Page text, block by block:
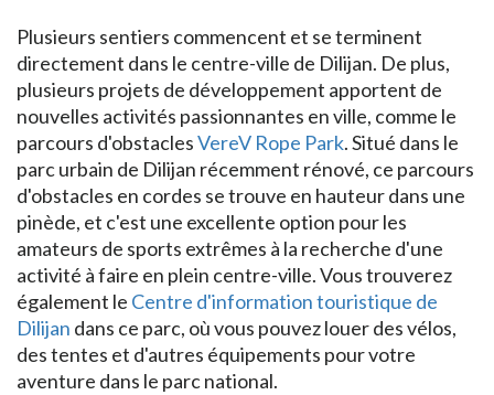
Plusieurs sentiers commencent et se terminent
directement dans le centre-ville de Dilijan. De plus,
plusieurs projets de développement apportent de
nouvelles activités passionnantes en ville, comme le
parcours d'obstaclesVereV Rope Park. Situé dans le
parc urbain de Dilijan récemment rénové, ce parcours
d'obstacles en cordes se trouve en hauteur dans une
pinède, et c'est une excellente option pour les
amateurs de sports extrêmes à la recherche d'une
activité à faire en plein centre-ville. Vous trouverez
également le Centre d'information touristique de
Dilijan dans ce parc, où vous pouvez louer des vélos,
des tentes et d'autres équipements pour votre
aventure dans le parc national.